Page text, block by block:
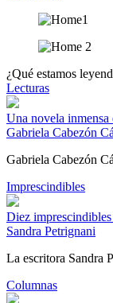
¿Qué estamos
Lecturas
Una novela
Gabriela Cabezón
Gabriela Cabezón
Imprescindibles
Diez
Sandra Petrignani
La escritora Sandra
Columnas